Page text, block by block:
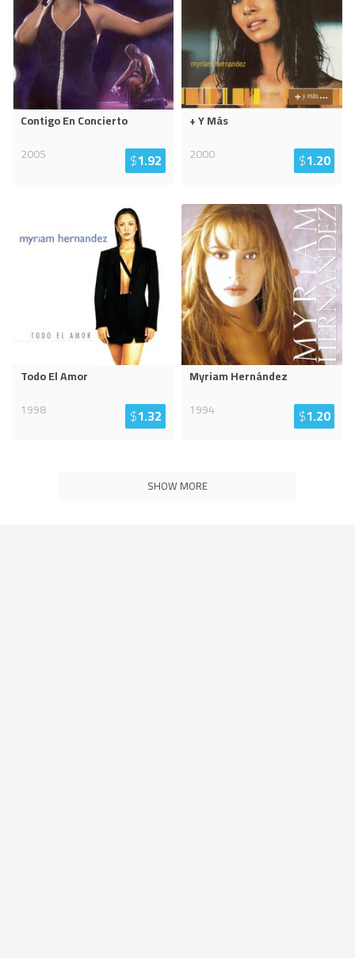
Contigo En Concierto
2005
$1.92
+ Y Más
2000
$1.20
Todo El Amor
1998
$1.32
Myriam Hernández
1994
$1.20
SHOW MORE